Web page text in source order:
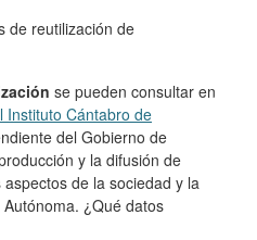
de reutilización de
se pueden consultar en
Instituto Cántabro de
del Gobierno de
y la difusión de
de la sociedad y la
¿Qué datos